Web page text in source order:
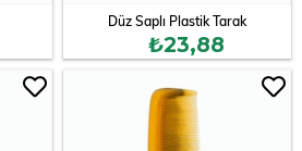
Düz Saplı Plastik Tarak
₺23,88